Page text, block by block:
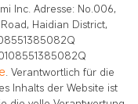
Inc. Adresse: No.006,
Haidian District,
. Verantwortlich für die
Inhalts der Website ist